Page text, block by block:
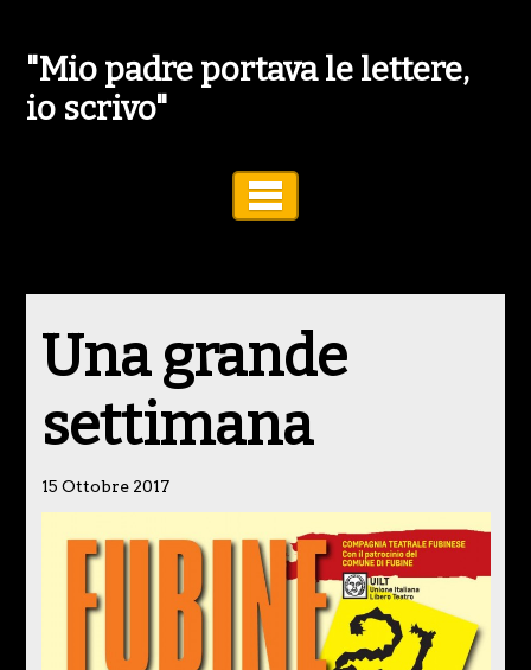
"Mio padre portava le lettere,
io scrivo"
Una grande
settimana
15 Ottobre 2017